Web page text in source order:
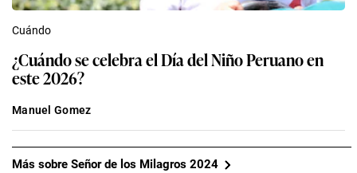
Cuándo
¿Cuándo se celebra el Día del Niño Peruano en
este 2026?
Manuel Gomez
Más sobre Señor de los Milagros 2024